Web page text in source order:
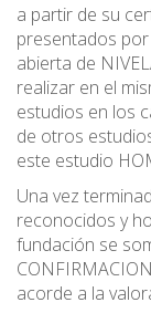
a partir de su
presentados
abierta de
realizar en el
estudios en los
de otros
este estudio
Una vez
reconocidos y
fundación se
acorde a la